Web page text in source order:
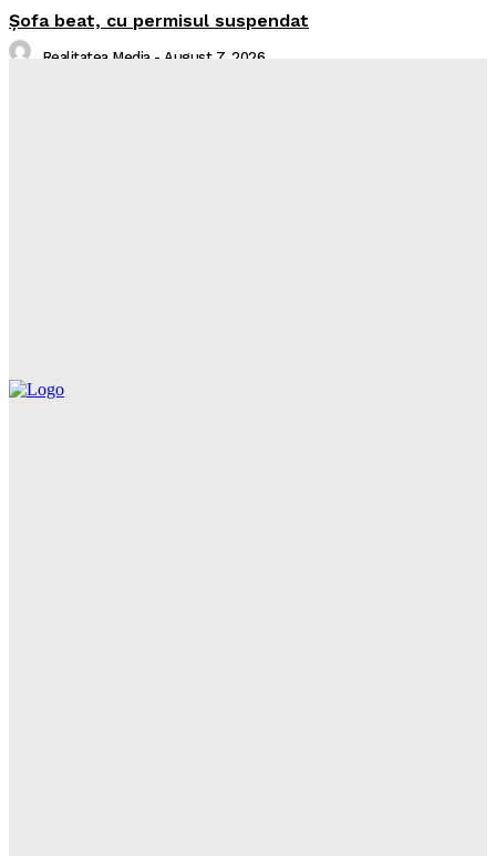
Şofa beat, cu permisul suspendat
Realitatea Media - August 7, 2026